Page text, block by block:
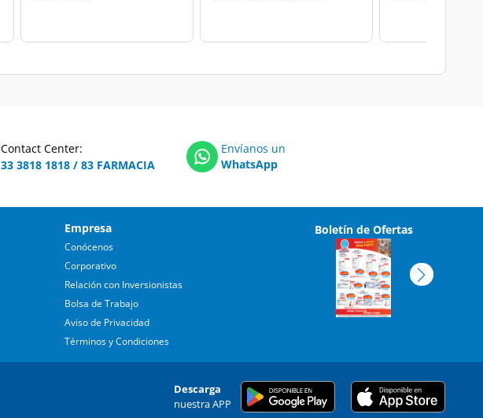
Contact Center:
33 3818 1818 / 83 FARMACIA
Envíanos un
WhatsApp
Empresa
Conócenos
Corporativo
Relación con Inversionistas
Bolsa de Trabajo
Aviso de Privacidad
Términos y Condiciones
Boletín de Ofertas
Descarga
nuestra APP